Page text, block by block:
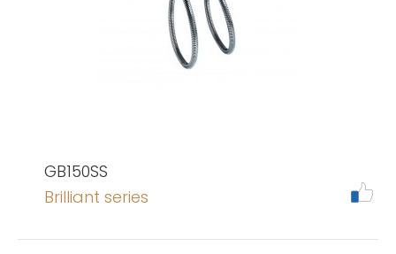
GB150SS
Brilliant series